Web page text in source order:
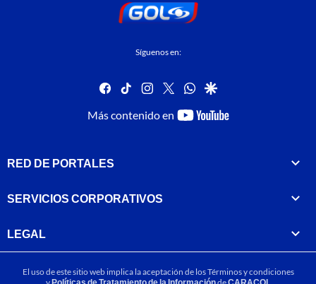
Síguenos en:
facebook
tiktok instagram
twitterwhatsapp
google
Más contenido en
youtube-
RED DE PORTALES
SERVICIOS CORPORATIVOS
LEGAL
El uso de este sitio web implica la aceptación de losTérminos y condiciones